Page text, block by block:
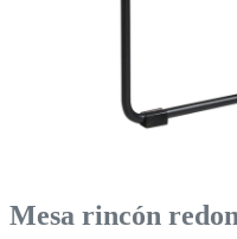
Mesa rincón